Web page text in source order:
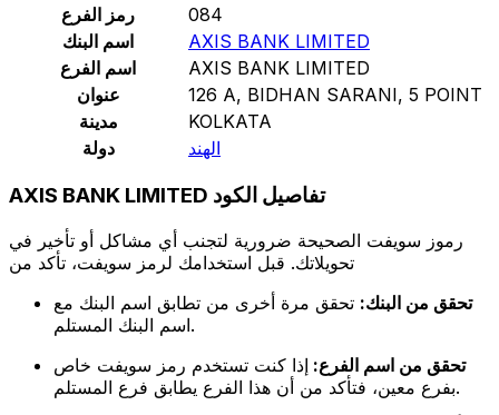
رمز الفرع
084
اسم البنك
AXIS BANK LIMITED
اسم الفرع
AXIS BANK LIMITED
عنوان
126 A, BIDHAN SARANI, 5 POINT
مدينة
KOLKATA
دولة
الهند
AXIS BANK LIMITED تفاصيل الكود
رموز سويفت الصحيحة ضرورية لتجنب أي مشاكل أو تأخير في
تحويلاتك. قبل استخدامك لرمز سويفت، تأكد من
تحقق من البنك: تحقق مرة أخرى من تطابق اسم البنك مع
اسم البنك المستلم.
تحقق من اسم الفرع: إذا كنت تستخدم رمز سويفت خاص
بفرع معين، فتأكد من أن هذا الفرع يطابق فرع المستلم.